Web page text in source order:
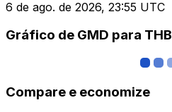
6 de ago. de 2026, 23:55 UTC
Gráfico de GMD para THB
Compare e economize